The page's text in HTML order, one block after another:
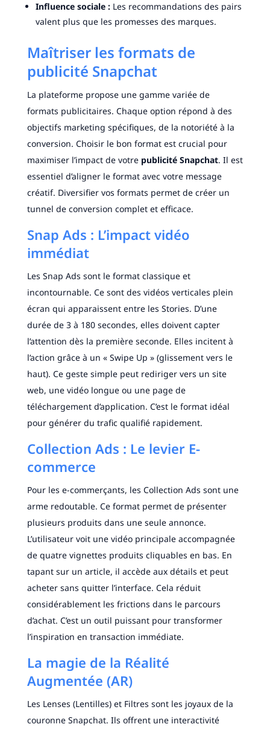
Influence sociale :Les recommandations des pairs
valent plus que les promesses des marques.
Maîtriser les formats de
publicité Snapchat
La plateforme propose une gamme variée de
formats publicitaires. Chaque option répond à des
objectifs marketing spécifiques, de la notoriété à la
conversion. Choisir le bon format est crucial pour
maximiser l’impact de votre publicité Snapchat. Il est
essentiel d’aligner le format avec votre message
créatif. Diversifier vos formats permet de créer un
tunnel de conversion complet et efficace.
Snap Ads : L’impact vidéo
immédiat
Les Snap Ads sont le format classique et
incontournable. Ce sont des vidéos verticales plein
écran qui apparaissent entre les Stories. D’une
durée de 3 à 180 secondes, elles doivent capter
l’attention dès la première seconde. Elles incitent à
l’action grâce à un « Swipe Up » (glissement vers le
haut). Ce geste simple peut rediriger vers un site
web, une vidéo longue ou une page de
téléchargement d’application. C’est le format idéal
pour générer du trafic qualifié rapidement.
Collection Ads : Le levier E-
commerce
Pour les e-commerçants, les Collection Ads sont une
arme redoutable. Ce format permet de présenter
plusieurs produits dans une seule annonce.
L’utilisateur voit une vidéo principale accompagnée
de quatre vignettes produits cliquables en bas. En
tapant sur un article, il accède aux détails et peut
acheter sans quitter l’interface. Cela réduit
considérablement les frictions dans le parcours
d’achat. C’est un outil puissant pour transformer
l’inspiration en transaction immédiate.
La magie de la Réalité
Augmentée (AR)
Les Lenses (Lentilles) et Filtres sont les joyaux de la
couronne Snapchat. Ils offrent une interactivité